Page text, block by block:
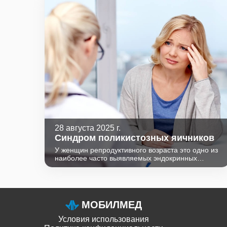
28 августа 2025 г.
Синдром поликистозных яичников
У женщин репродуктивного возраста это одно из
наиболее часто выявляемых эндокринных
расстройств. Синдром является фактором риска
МОБИЛМЕД
Условия использования